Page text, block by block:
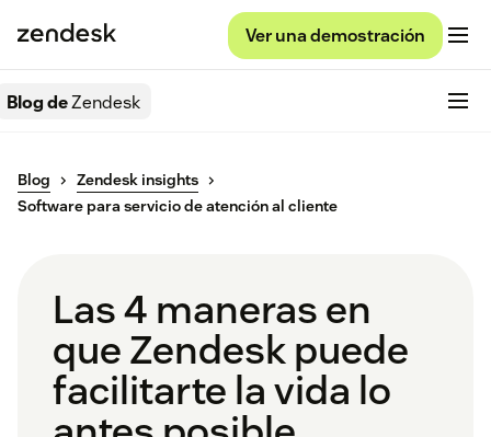
Ver una demostración
Blog deZendesk
Blog
Zendesk insights
Software para servicio de atención al cliente
Las 4 maneras en
que Zendesk puede
facilitarte la vida lo